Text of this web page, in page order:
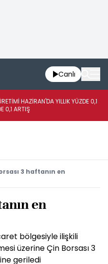
Canlı
HAZİRAN'DA YILLIK YÜZDE 0,1
0,1 ARTIŞ
3 haftanın en
en
bölgesiyle ilişkili
üzerine Çin Borsası 3
geriledi